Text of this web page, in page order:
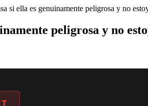
si ella es genuinamente peligrosa y no
peligrosa y no